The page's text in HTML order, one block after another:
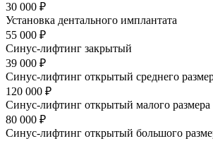
30 000 ₽
Установка дентального имплантата
55 000 ₽
Синус-лифтинг закрытый
39 000 ₽
Синус-лифтинг открытый среднего
120 000 ₽
Синус-лифтинг открытый малого размера
80 000 ₽
Синус-лифтинг открытый большого